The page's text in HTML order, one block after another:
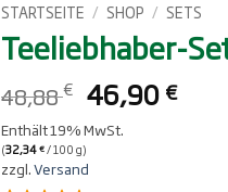
STARTSEITE / SHOP / SETS
Teeliebhaber-
48,88€
Preis
war:
48,88 €
46,90 €
Enthält 19% MwSt.
(32,34€/ 100 g)
zzgl.Versand